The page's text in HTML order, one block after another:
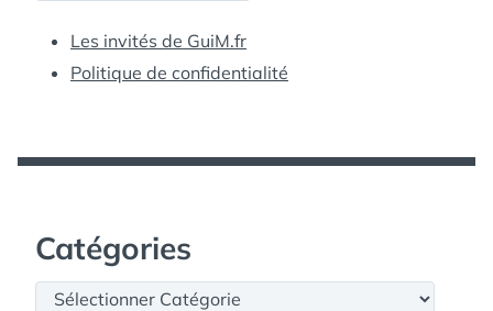
Les invités de GuiM.fr
Politique de confidentialité
Catégories
Catégories